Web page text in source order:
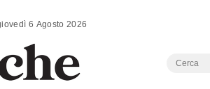
| COMMENTI | SCENARI - giovedì 6 Agosto 2026
Search